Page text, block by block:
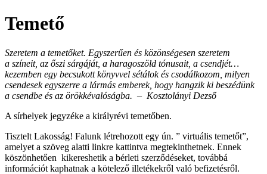
Temető
Szeretem a temetőket. Egyszerűen és közönségesen szeretem
a színeit, az őszi sárgáját, a haragoszöld tónusait, a csendjét…
kezemben egy becsukott könyvvel sétálok és csodálkozom, milyen
csendesek egyszerre a lármás emberek, hogy hangzik ki beszédünk
a csendbe és az örökkévalóságba. – Kosztolányi Dezső
A sírhelyek jegyzéke a királyrévi temetőben.
Tisztelt Lakosság! Falunk létrehozott egy ún. ” virtuális temetőt”,
amelyet a szöveg alatti linkre kattintva megtekinthetnek. Ennek
köszönhetően kikereshetik a bérleti szerződéseket, továbbá
információt kaphatnak a kötelező illetékekről való befizetésről.